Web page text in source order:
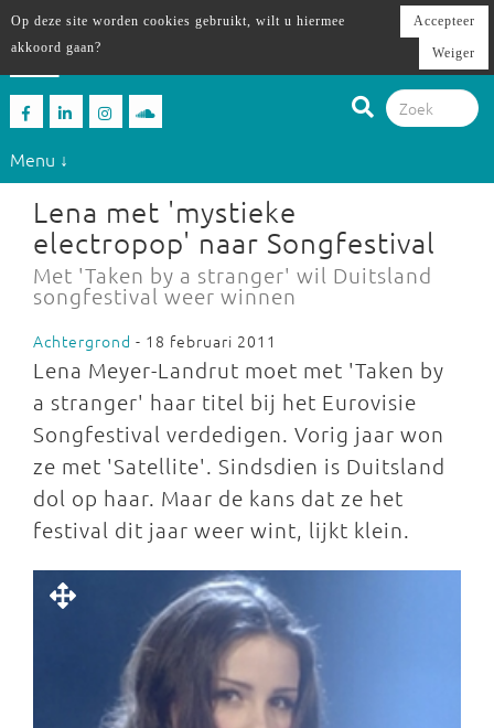
Menu ↓
Lena met 'mystieke
electropop' naar Songfestival
Met 'Taken by a stranger' wil Duitsland
songfestival weer winnen
Achtergrond - 18 februari 2011
Lena Meyer-Landrut moet met 'Taken by
a stranger' haar titel bij het Eurovisie
Songfestival verdedigen. Vorig jaar won
ze met 'Satellite'. Sindsdien is Duitsland
dol op haar. Maar de kans dat ze het
festival dit jaar weer wint, lijkt klein.
Op deze site worden cookies gebruikt, wilt u hiermee
akkoord gaan?
Accepteer
Weiger